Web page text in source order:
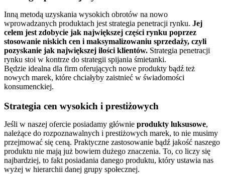
Inną metodą uzyskania wysokich obrotów na nowo
wprowadzanych produktach jest strategia penetracji rynku. Jej
celem jest zdobycie jak największej części rynku poprzez
stosowanie niskich cen i maksymalizowaniu sprzedaży, czyli
pozyskanie jak największej ilości klientów. Strategia penetracji
rynku stoi w kontrze do strategii spijania śmietanki.
Będzie idealna dla firm oferujących nowe produkty bądź też
nowych marek, które chciałyby zaistnieć w świadomości
konsumenckiej.
Strategia cen wysokich i prestiżowych
Jeśli w naszej ofercie posiadamy głównie produkty luksusowe,
należące do rozpoznawalnych i prestiżowych marek, to nie musimy
przejmować się ceną. Praktyczne zastosowanie bądź jakość naszego
produktu nie mają już bowiem dużego znaczenia. To, co liczy się
najbardziej, to fakt posiadania danego produktu, który ustawia nas
wyżej w hierarchii danej grupy społecznej.